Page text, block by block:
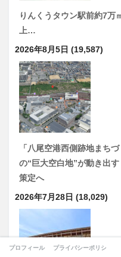
りんくうタウン駅前約7万
上…
2026年8月5日 (19,587)
「八尾空港西側跡地まち
の“巨大空白地”が動き出
策定へ
2026年7月28日 (18,029)
プロフィール プライバシーポリシー